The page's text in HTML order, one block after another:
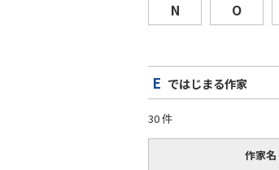
N O
E ではじまる作家
30 件
作家名